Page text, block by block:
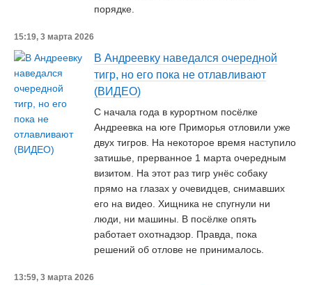
порядке.
15:19, 3 марта 2026
В Андреевку наведался очередной
тигр, но его пока не отлавливают
(ВИДЕО)
С начала года в курортном посёлке
Андреевка на юге Приморья отловили уже
двух тигров. На некоторое время наступило
затишье, прерванное 1 марта очередным
визитом. На этот раз тигр унёс собаку
прямо на глазах у очевидцев, снимавших
его на видео. Хищника не спугнули ни
люди, ни машины. В посёлке опять
работает охотнадзор. Правда, пока
решений об отлове не принималось.
13:59, 3 марта 2026